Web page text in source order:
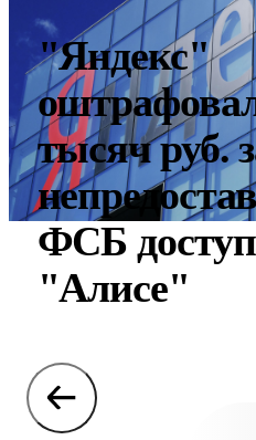
"Яндекс"
тысяч руб.
ФСБ
"Алисе"